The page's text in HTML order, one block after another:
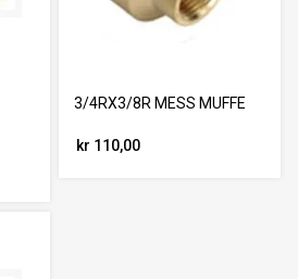
3/4RX3/8R MESS MUFFE
kr 110,00